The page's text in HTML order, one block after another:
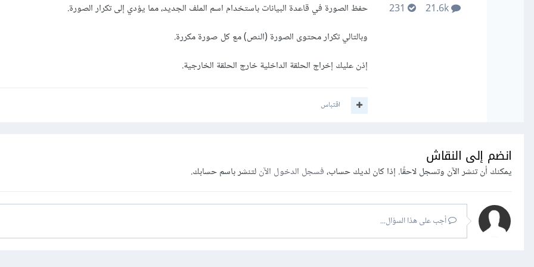
حفظ الصورة في قاعدة البيانات باستخدام اسم الملف الجديد، مما يؤدي إلى تكرار الصورة.
وبالتالي تكرار محتوى الصورة (النص) مع كل صورة مكررة.
إذن عليك إخراج الحلقة الداخلية خارج الحلقة الخارجية.
اقتباس
انضم إلى النقاش
يمكنك أن تنشر الآن وتسجل لاحقًا. إذا كان لديك حساب،فسجل الدخول الآنلتنشر باسم حسابك.
أجب على هذا السؤال...